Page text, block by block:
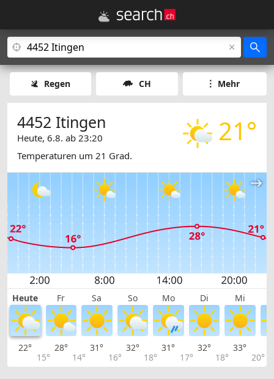
Regen CH Mehr
21°
4452 Itingen
Heute, 6.8. ab 23:20
Temperaturen um 21 Grad.
Heute Fr Sa So Mo Di Mi
22°
15°
28°
14°
31°
16°
32°
18°
31°
17°
32°
18°
33°
20°